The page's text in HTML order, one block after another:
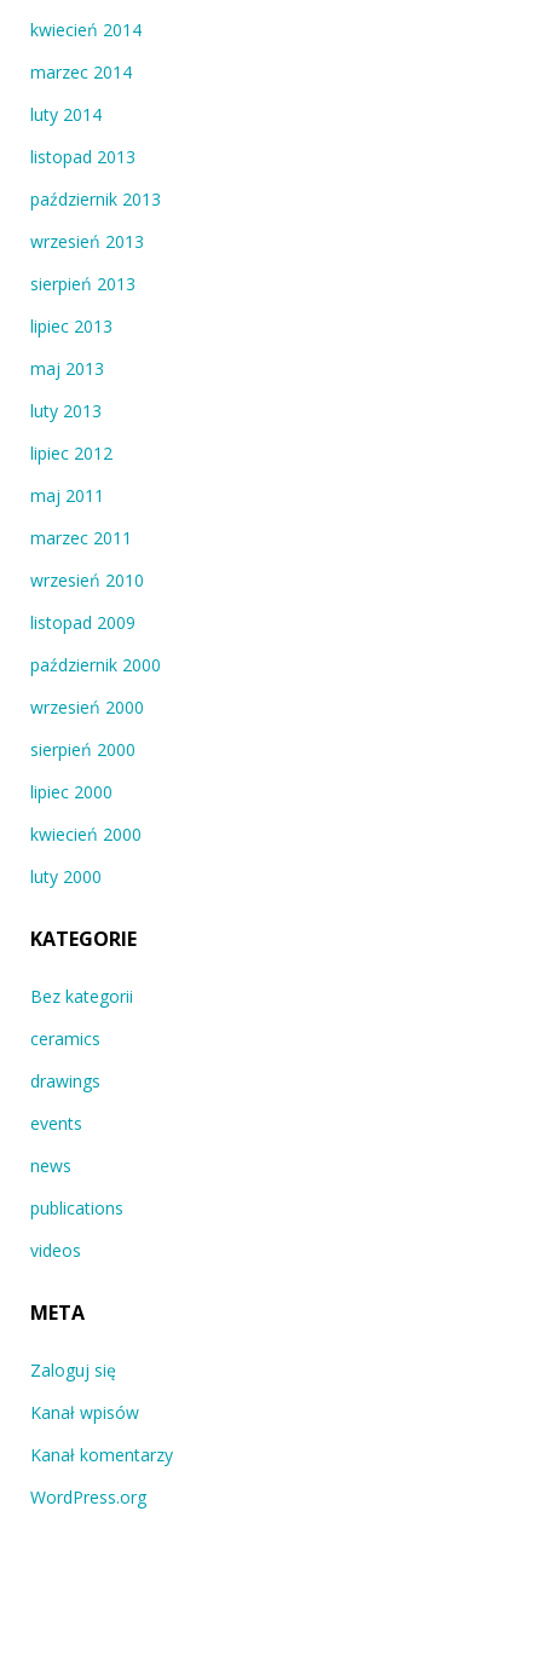
kwiecień 2014
marzec 2014
luty 2014
listopad 2013
październik 2013
wrzesień 2013
sierpień 2013
lipiec 2013
maj 2013
luty 2013
lipiec 2012
maj 2011
marzec 2011
wrzesień 2010
listopad 2009
październik 2000
wrzesień 2000
sierpień 2000
lipiec 2000
kwiecień 2000
luty 2000
KATEGORIE
Bez kategorii
ceramics
drawings
events
news
publications
videos
META
Zaloguj się
Kanał wpisów
Kanał komentarzy
WordPress.org